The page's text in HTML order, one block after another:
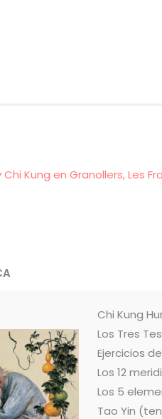
Kung en Granollers, Les
Chi Kung
Los Tres
Ejercicios
Los 12
Los 5
Tao Yin